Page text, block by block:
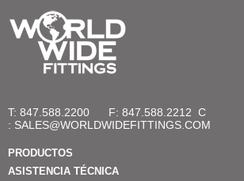
T: 847.588.2200 F: 847.588.2212 C
: SALES@WORLDWIDEFITTINGS.COM
PRODUCTOS
ASISTENCIA TÉCNICA